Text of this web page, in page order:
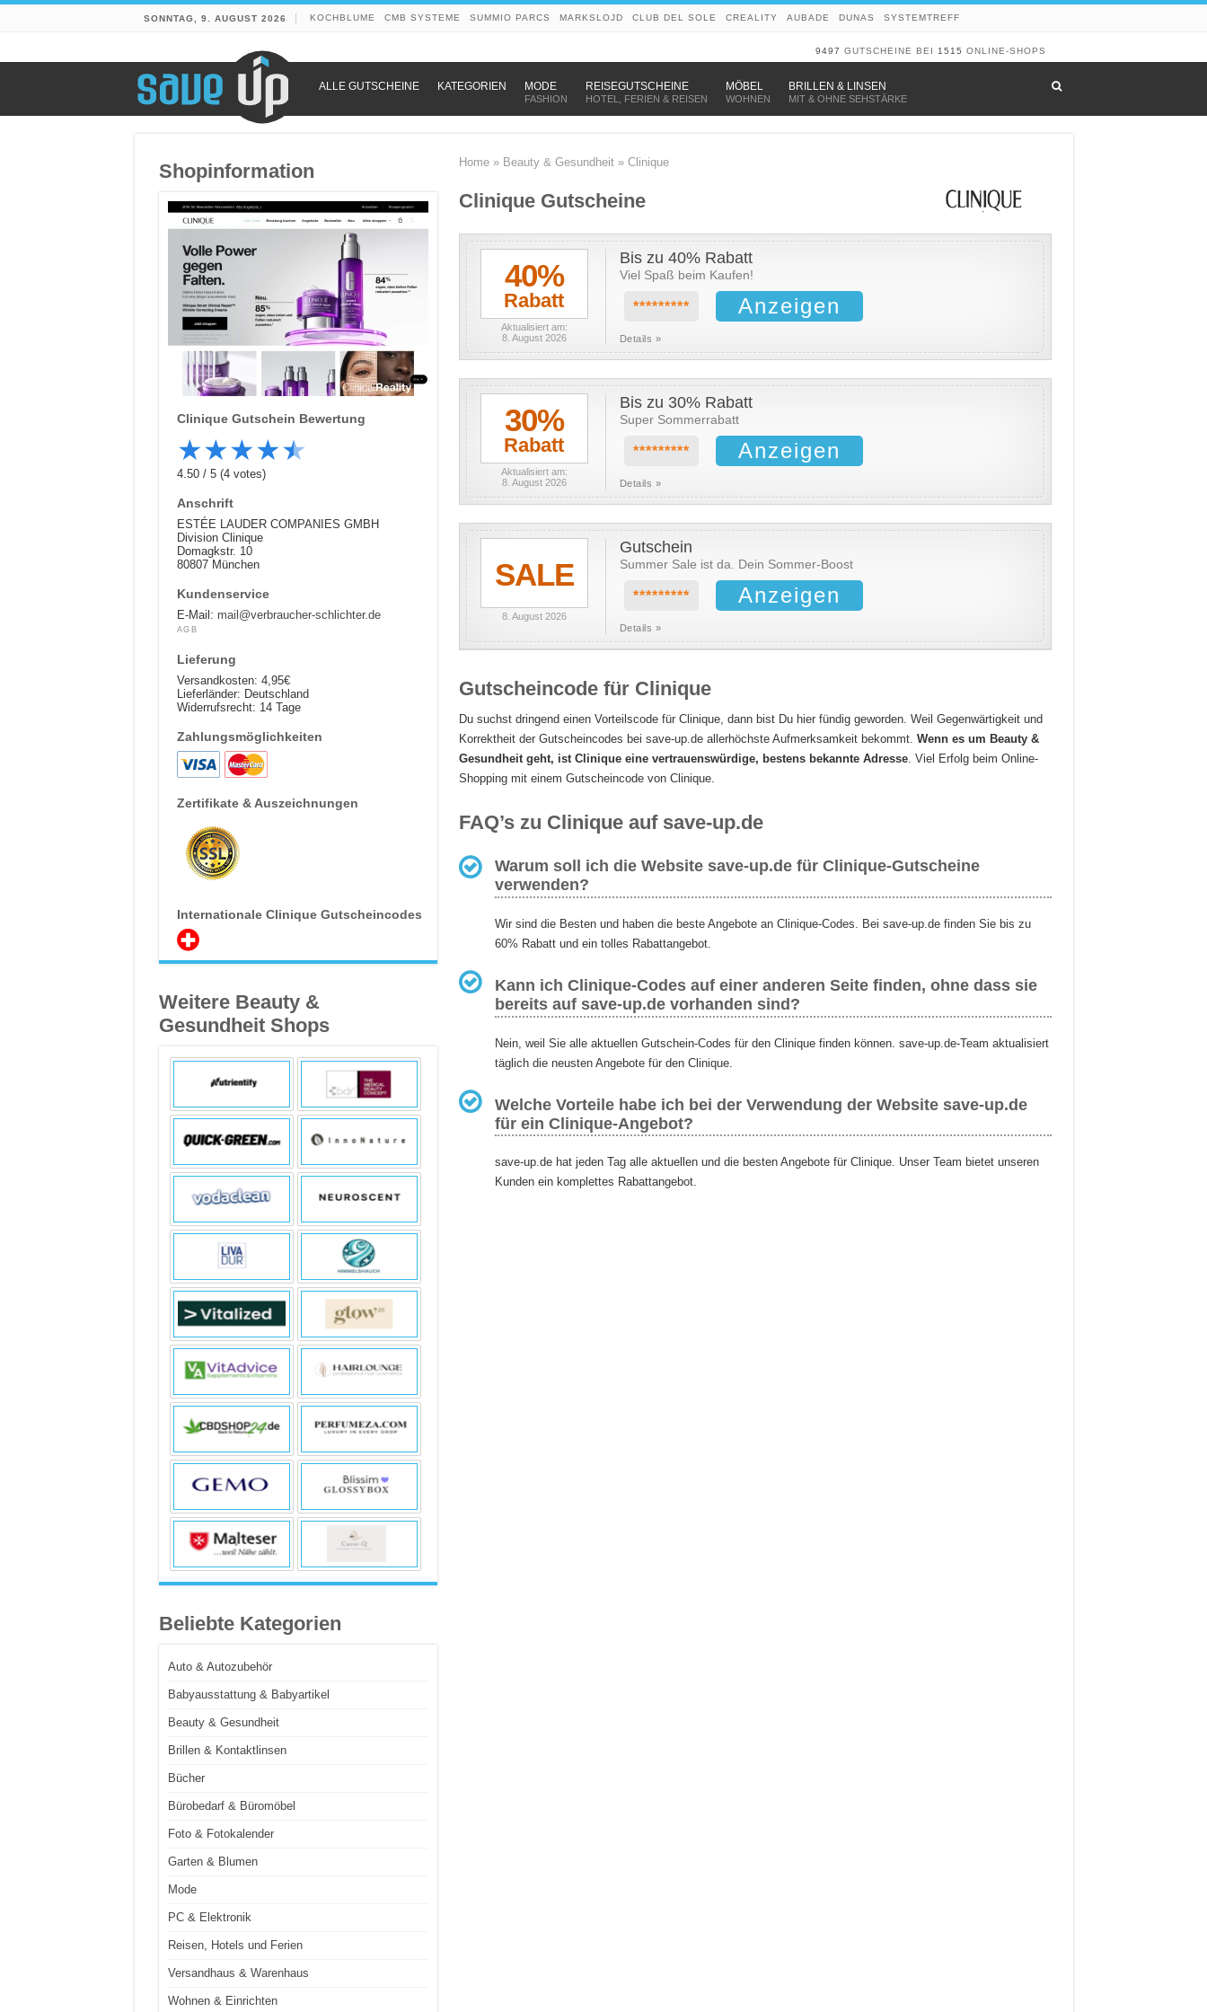
SONNTAG, 9. AUGUST 2026 KOCHBLUME CMB SYSTEME SUMMIO PARCS MARKSLOJD CLUB DEL SOLE CREALITY AUBADE DUNAS SYSTEMTREFF
9497 GUTSCHEINE BEI 1515 ONLINE-SHOPS
ALLE GUTSCHEINE KATEGORIEN MODE–
FASHION
REISEGUTSCHEINE–
HOTEL, FERIEN & REISEN
MÖBEL –
WOHNEN
BRILLEN & LINSEN
MIT & OHNE SEHSTÄRKE
Home» Beauty & Gesundheit» Clinique
Clinique Gutscheine
40%
Rabatt
Aktualisiert am:
8. August 2026
Bis zu 40% Rabatt
Viel Spaß beim Kaufen!
********* Anzeigen
Details »
30%
Rabatt
Aktualisiert am:
8. August 2026
Bis zu 30% Rabatt
Super Sommerrabatt
********* Anzeigen
Details »
SALE
8. August 2026
Gutschein
Summer Sale ist da. Dein Sommer-Boost
********* Anzeigen
Details »
Gutscheincode für Clinique
Du suchst dringend einen Vorteilscode für Clinique, dann bist Du hier fündig geworden. Weil Gegenwärtigkeit und
Korrektheit der Gutscheincodes bei save-up.de allerhöchste Aufmerksamkeit bekommt. Wenn es um Beauty &
Gesundheit geht, ist Clinique eine vertrauenswürdige, bestens bekannte Adresse. Viel Erfolg beim Online-
Shopping mit einem Gutscheincode von Clinique.
FAQ’s zu Clinique auf save-up.de
Warum soll ich die Website save-up.de für Clinique-Gutscheine
verwenden?
Wir sind die Besten und haben die beste Angebote an Clinique-Codes. Bei save-up.de finden Sie bis zu
60% Rabatt und ein tolles Rabattangebot.
Kann ich Clinique-Codes auf einer anderen Seite finden, ohne dass sie
bereits auf save-up.de vorhanden sind?
Nein, weil Sie alle aktuellen Gutschein-Codes für den Clinique finden können. save-up.de-Team aktualisiert
täglich die neusten Angebote für den Clinique.
Welche Vorteile habe ich bei der Verwendung der Website save-up.de
für ein Clinique-Angebot?
save-up.de hat jeden Tag alle aktuellen und die besten Angebote für Clinique. Unser Team bietet unseren
Kunden ein komplettes Rabattangebot.
Shopinformation
CliniqueGutschein Bewertung
★★★★★
4.50 / 5(4votes)
Anschrift
ESTÉE LAUDER COMPANIES GMBH
Division Clinique
Domagkstr. 10
80807 München
Kundenservice
E-Mail: mail@verbraucher-schlichter.de
AGB
Lieferung
Versandkosten: 4,95€
Lieferländer: Deutschland
Widerrufsrecht: 14 Tage
Zahlungsmöglichkeiten
Zertifikate & Auszeichnungen
Internationale Clinique Gutscheincodes
Weitere Beauty &
Gesundheit Shops
Beliebte Kategorien
Auto & Autozubehör
Babyausstattung & Babyartikel
Beauty & Gesundheit
Brillen & Kontaktlinsen
Bücher
Bürobedarf & Büromöbel
Foto & Fotokalender
Garten & Blumen
Mode
PC & Elektronik
Reisen, Hotels und Ferien
Versandhaus & Warenhaus
Wohnen & Einrichten